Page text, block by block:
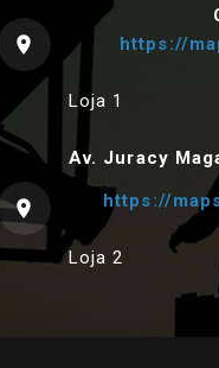
https://
Loja 1
Av. Juracy
https://
Loja 2